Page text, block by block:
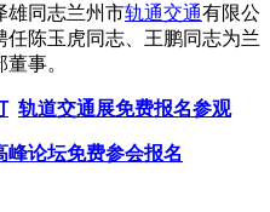
雄同志兰州市轨通交通有限公
陈玉虎同志、王鹏同志为兰
事。
轨道交通展免费报名参观
峰论坛免费参会报名